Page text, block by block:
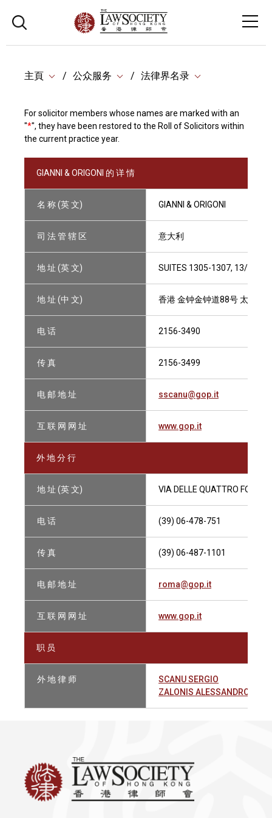
主頁 公众服务 法律界名录
For solicitor members whose names are marked with an
"*", they have been restored to the Roll of Solicitors within
the current practice year.
GIANNI & ORIGONI 的 详 情
名 称 (英 文) GIANNI & ORIGONI
司 法 管 辖 区 意大利
地 址 (英 文) SUITES 1305-1307, 13/F,
地 址 (中 文) 香港 金钟金钟道88号 太古广
电 话 2156-3490
传 真 2156-3499
电 邮 地 址 sscanu@gop.it
互 联 网 网 址 www.gop.it
外 地 分 行
地 址 (英 文) VIA DELLE QUATTRO
电 话 (39) 06-478-751
传 真 (39) 06-487-1101
电 邮 地 址 roma@gop.it
互 联 网 网 址 www.gop.it
职 员
外 地 律 师
SCANU SERGIO
ZALONIS ALESSANDRO